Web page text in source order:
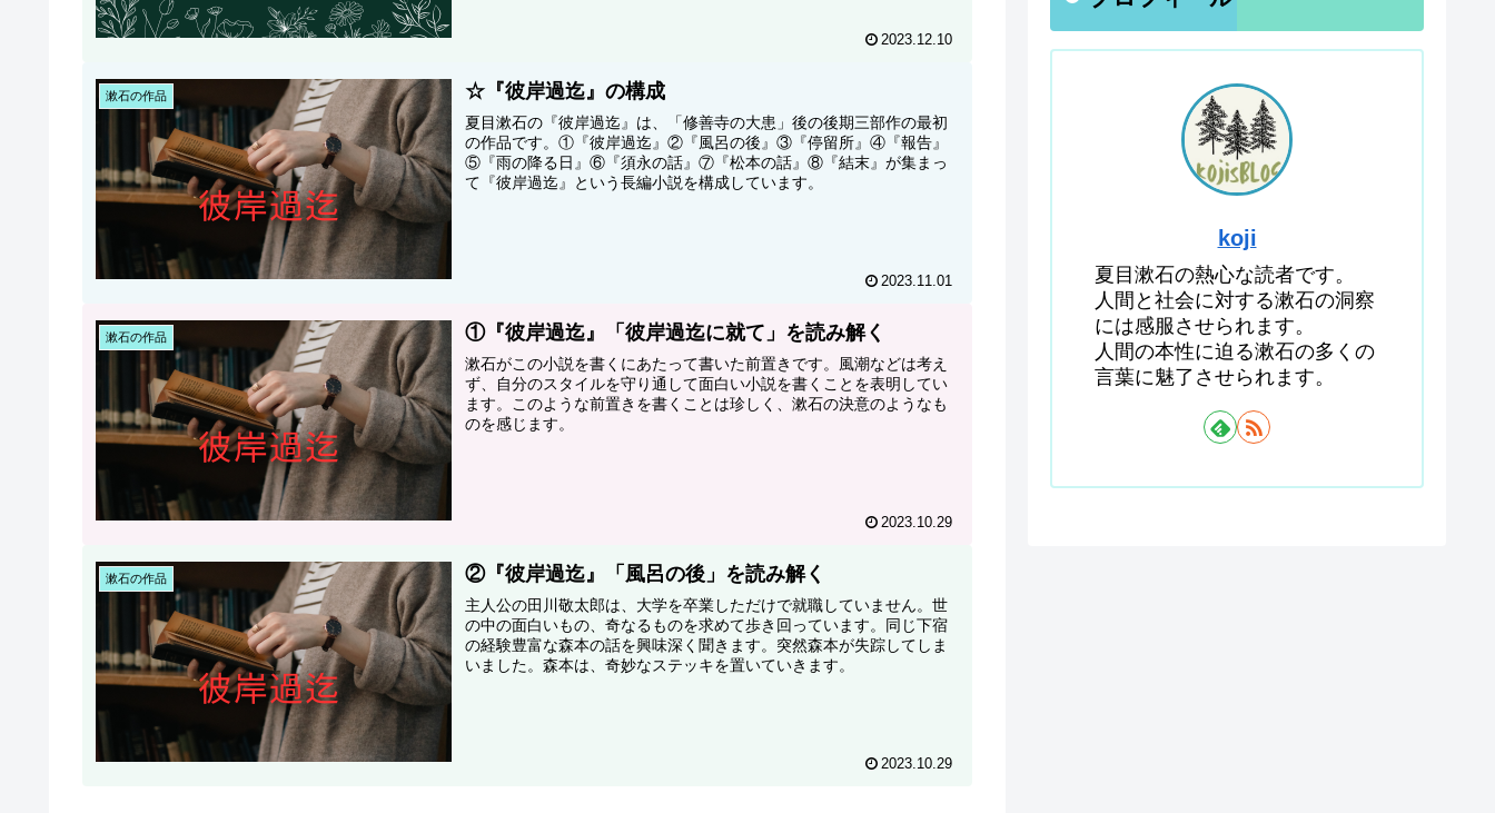
2023.12.10
漱石の作品 ☆『彼岸過迄』の構成
夏目漱石の『彼岸過迄』は、「修善寺の大患」後の後期三部作の最初
の作品です。①『彼岸過迄』②『風呂の後』③『停留所』④『報告』
⑤『雨の降る日』⑥『須永の話』⑦『松本の話』⑧『結末』が集まっ
て『彼岸過迄』という長編小説を構成しています。
2023.11.01
漱石の作品 ①『彼岸過迄』「彼岸過迄に就て」を読み解く
漱石がこの小説を書くにあたって書いた前置きです。風潮などは考え
ず、自分のスタイルを守り通して面白い小説を書くことを表明してい
ます。このような前置きを書くことは珍しく、漱石の決意のようなも
のを感じます。
2023.10.29
漱石の作品 ②『彼岸過迄』「風呂の後」を読み解く
主人公の田川敬太郎は、大学を卒業しただけで就職していません。世
の中の面白いもの、奇なるものを求めて歩き回っています。同じ下宿
の経験豊富な森本の話を興味深く聞きます。突然森本が失踪してしま
いました。森本は、奇妙なステッキを置いていきます。
2023.10.29
koji
夏目漱石の熱心な読者です。
人間と社会に対する漱石の洞察
には感服させられます。
人間の本性に迫る漱石の多くの
言葉に魅了させられます。